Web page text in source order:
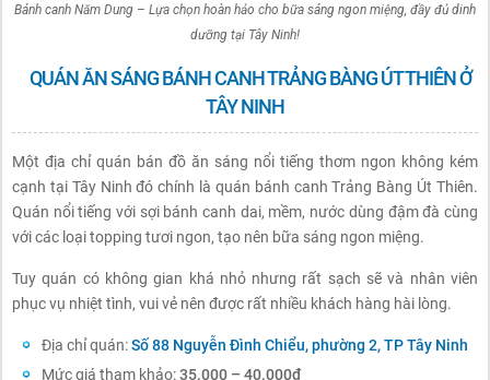
Bánh canh Năm Dung – Lựa chọn hoàn hảo cho bữa sáng ngon miệng, đầy đủ dinh
dưỡng tại Tây Ninh!
QUÁN ĂN SÁNG BÁNH CANH TRẢNG BÀNG ÚT THIÊN Ở
TÂY NINH
Một địa chỉ quán bán đồ ăn sáng nổi tiếng thơm ngon không kém
cạnh tại Tây Ninh đó chính là quán bánh canh Trảng Bàng Út Thiên.
Quán nổi tiếng với sợi bánh canh dai, mềm, nước dùng đậm đà cùng
với các loại topping tươi ngon, tạo nên bữa sáng ngon miệng.
Tuy quán có không gian khá nhỏ nhưng rất sạch sẽ và nhân viên
phục vụ nhiệt tình, vui vẻ nên được rất nhiều khách hàng hài lòng.
Địa chỉ quán:Số 88 Nguyễn Đình Chiểu, phường 2, TP Tây Ninh
Mức giá tham khảo:35.000 – 40.000đ